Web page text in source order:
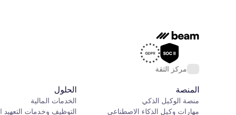
مركز الثقة
المنصة
منصة الوكيل الذكي
مهارات وكيل الذكاء الاصطناعي
الحلول
الخدمات المالية
التوظيف وخدمات التعهيد